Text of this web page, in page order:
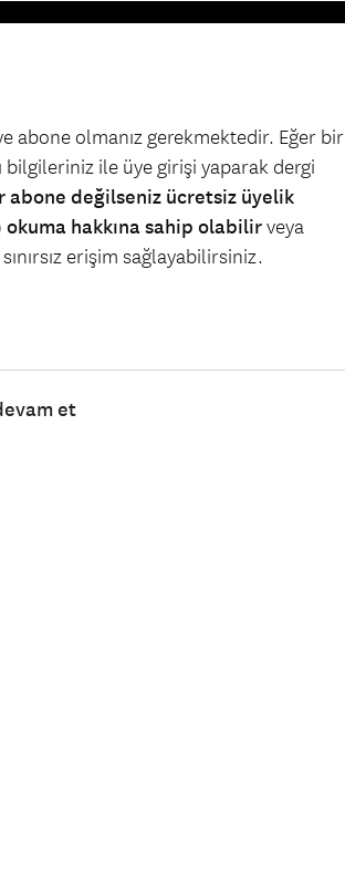
abone olmanız gerekmektedir. Eğer bir
ile üye girişi yaparak dergi
abone değilseniz ücretsiz üyelik
hakkına sahip olabilirveya
erişim sağlayabilirsiniz.
et